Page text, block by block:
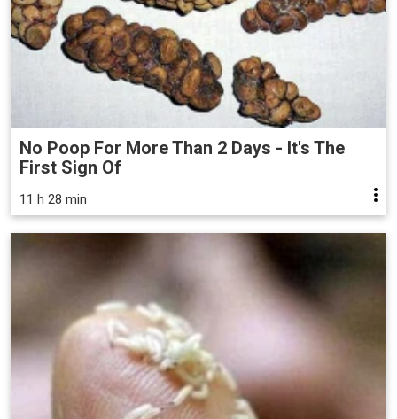
No Poop For More Than 2 Days - It's The
First Sign Of
11 h 28 min